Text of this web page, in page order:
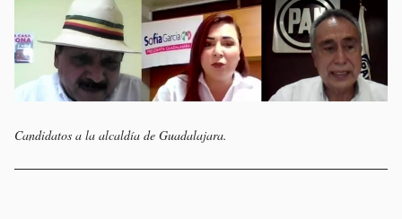
Candidatos a la alcaldía de Guadalajara.